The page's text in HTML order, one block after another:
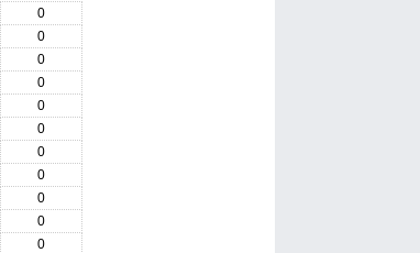
0
0
0
0
0
0
0
0
0
0
0